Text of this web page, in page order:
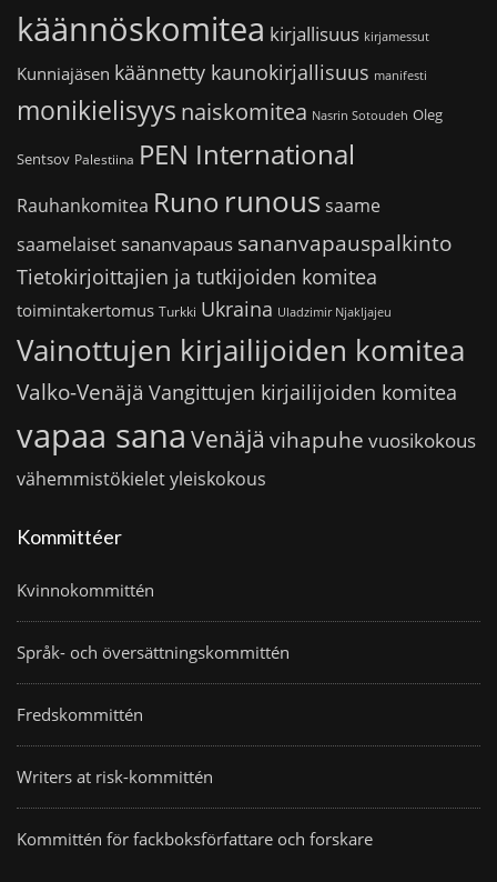
käännöskomitea kirjallisuus kirjamessut
Kunniajäsen käännetty kaunokirjallisuus manifesti
monikielisyys naiskomitea Nasrin Sotoudeh Oleg
Sentsov Palestiina PEN International
Rauhankomitea Runo runoussaame
saamelaiset sananvapaus sananvapauspalkinto
Tietokirjoittajien ja tutkijoiden komitea
toimintakertomus Turkki Ukraina Uladzimir Njakljajeu
Vainottujen kirjailijoiden komitea
Valko-Venäjä Vangittujen kirjailijoiden komitea
vapaa sana Venäjä vihapuhe vuosikokous
vähemmistökieletyleiskokous
Kommittéer
Kvinnokommittén
Språk- och översättningskommittén
Fredskommittén
Writers at risk-kommittén
Kommittén för fackboksförfattare och forskare